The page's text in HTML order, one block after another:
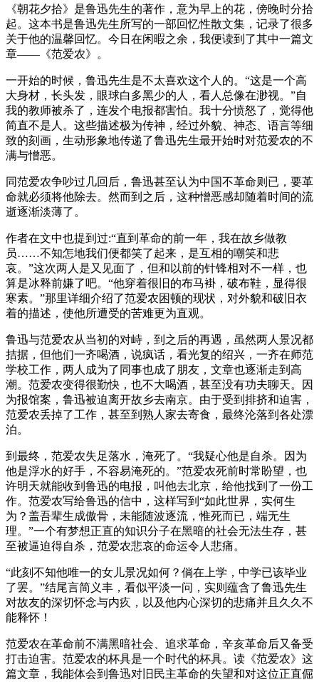
《朝花夕拾》是鲁迅先生的著作，意为早上的花，傍晚时分拾
起。这本书是鲁迅先生所写的一部回忆性散文集，记录了很多
关于他的温馨回忆。今日在闲暇之余，我便读到了其中一篇文
章——《范爱农》。
一开始的时候，鲁迅先生是不太喜欢这个人的。“这是一个高
大身材，长头发，眼球白多黑少的人，看人总像在渺视。”自
我的教师被杀了，连发个电报都害怕。我十分愤怒了，觉得他
简直不是人。这些描述极为传神，经过外貌、神态、语言等细
致的刻画，生动形象地传递了鲁迅先生最开始时对范爱农的不
满与憎恶。
同范爱农争吵过几回后，鲁迅甚至认为中国不革命则已，要革
命就必须将他除去。然而到之后，这种憎恶感却随着时间的流
逝逐渐淡薄了。
作者在文中也提到过:“直到革命的前一年，我在故乡做教
员……不知怎地我们便都笑了起来，是互相的嘲笑和悲
哀。”这次两人是又见面了，但和以前的针锋相对不一样，也
算是冰释前嫌了吧。“他穿着很旧的布马褂，破布鞋，显得很
寒素。”那里详细介绍了范爱农困顿的现状，对外貌和破旧衣
着的描述，使他所遭受的苦难更为直观。
鲁迅与范爱农从当初的对峙，到之后的再遇，虽然两人景况都
拮据，但他们一齐喝酒，说疯话，看光复的绍兴，一齐在师范
学校工作，两人成为了同事也成了朋友，文章也逐渐走到高
潮。范爱农变得很勤快，也不大喝酒，甚至没有功夫聊天。因
为报馆案，鲁迅被迫离开故乡去南京。由于受到排挤和迫害，
范爱农丢掉了工作，甚至到熟人家去寄食，最终沦落到各处漂
泊。
到最终，范爱农失足落水，淹死了。“我疑心他是自杀。因为
他是浮水的好手，不容易淹死的。”范爱农死前时常盼望，也
许明天就能收到鲁迅的电报，叫他去北京，给他找到了一份工
作。范爱农写给鲁迅的信中，这样写到“如此世界，实何生
为？盖吾辈生成傲骨，未能随波逐流，惟死而已，端无生
理。”一个有梦想正直的知识分子在黑暗的社会无法生存，甚
至被逼迫得自杀，范爱农悲哀的命运令人悲痛。
“此刻不知他唯一的女儿景况如何？倘在上学，中学已该毕业
了罢。”结尾言简义丰，看似平淡一问，实则蕴含了鲁迅先生
对故友的深切怀念与内疚，以及他内心深切的悲痛并且久久不
能释怀！
范爱农在革命前不满黑暗社会、追求革命，辛亥革命后又备受
打击迫害。范爱农的杯具是一个时代的杯具。读《范爱农》这
篇文章，我能体会到鲁迅对旧民主革命的失望和对这位正直倔